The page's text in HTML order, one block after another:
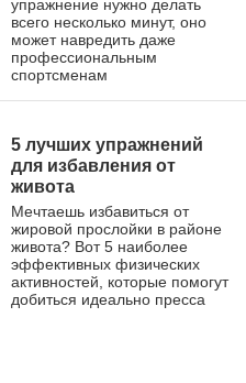
упражнение нужно делать
всего несколько минут, оно
может навредить даже
профессиональным
спортсменам
5 лучших упражнений
для избавления от
живота
Мечтаешь избавиться от
жировой прослойки в районе
живота? Вот 5 наиболее
эффективных физических
активностей, которые помогут
добиться идеально пресса